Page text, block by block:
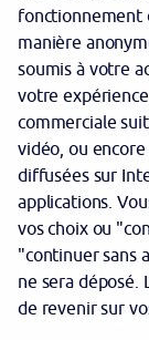
Garantie des
Protection des
Politique cookies
Sécurité
Tarifs
Mentions légales
Réglementation
fonctionnement
manière
soumis à votre
votre
commerciale
vidéo, ou
diffusées sur
applications.
vos choix ou
"continuer sans
ne sera déposé.
de revenir sur